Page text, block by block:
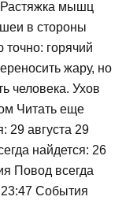
Растяжка мышц
в стороны
горячий
жару, но
человека. Ухов
Читать еще
29 августа 29
найдется: 26
Повод всегда
23:47 События